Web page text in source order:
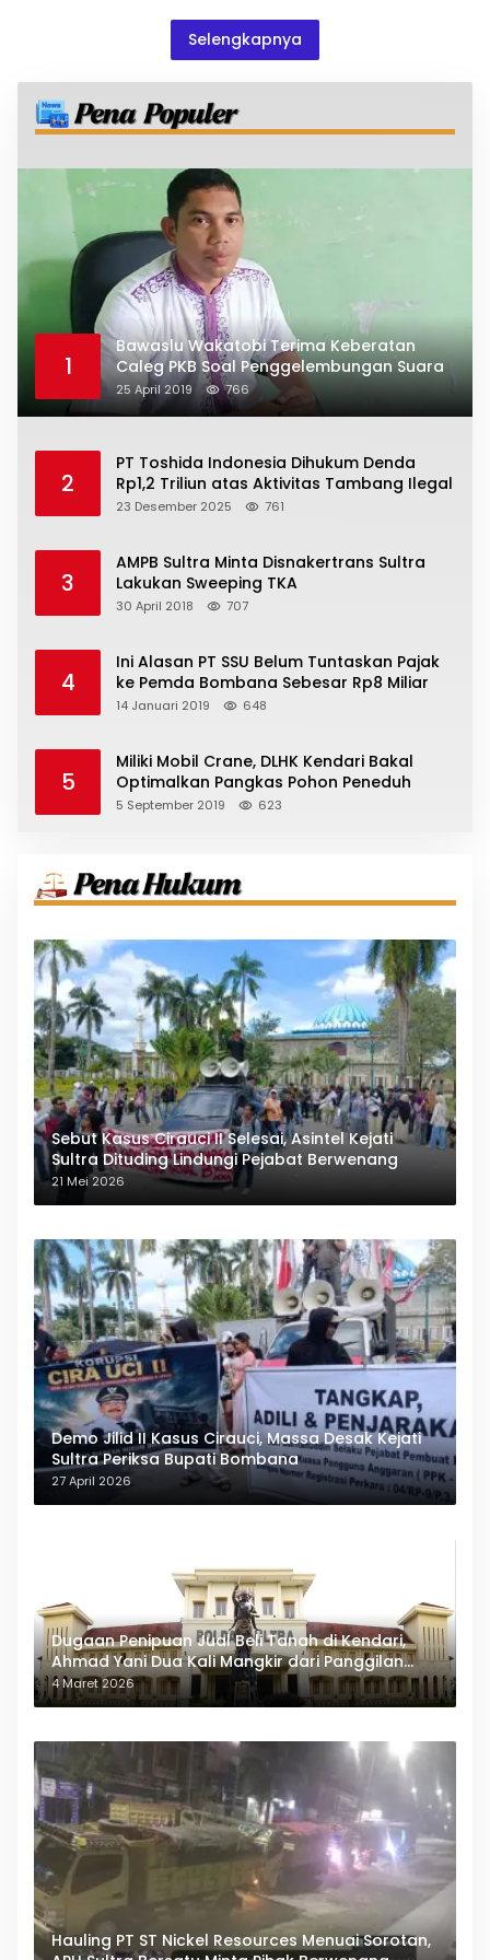
Selengkapnya
1
Bawaslu Wakatobi Terima Keberatan
Caleg PKB Soal Penggelembungan Suara
25 April 2019 766
2
PT Toshida Indonesia Dihukum Denda
Rp1,2 Triliun atas Aktivitas Tambang Ilegal
23 Desember 2025 761
3
AMPB Sultra Minta Disnakertrans Sultra
Lakukan Sweeping TKA
30 April 2018 707
4
Ini Alasan PT SSU Belum Tuntaskan Pajak
ke Pemda Bombana Sebesar Rp8 Miliar
14 Januari 2019 648
5
Miliki Mobil Crane, DLHK Kendari Bakal
Optimalkan Pangkas Pohon Peneduh
5 September 2019 623
Sebut Kasus Cirauci II Selesai, Asintel Kejati
Sultra Dituding Lindungi Pejabat Berwenang
21 Mei 2026
Demo Jilid II Kasus Cirauci, Massa Desak Kejati
Sultra Periksa Bupati Bombana
27 April 2026
Dugaan Penipuan Jual Beli Tanah di Kendari,
Ahmad Yani Dua Kali Mangkir dari Panggilan
Polda Sultra
4 Maret 2026
Hauling PT ST Nickel Resources Menuai Sorotan,